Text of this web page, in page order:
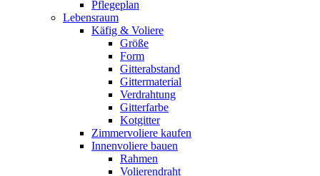
Pflegeplan
Lebensraum
Käfig & Voliere
Größe
Form
Gitterabstand
Gittermaterial
Verdrahtung
Gitterfarbe
Kotgitter
Zimmervoliere kaufen
Innenvoliere bauen
Rahmen
Volierendraht